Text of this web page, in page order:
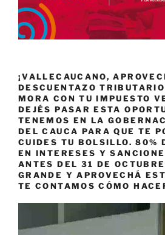
¡VALLECAUCANO,
DESCUENTAZO
MORA CON TU IMPUESTO
DEJÉS PASAR ESTA
TENEMOS EN LA
DEL CAUCA PARA QUE TE
CUIDES TU BOLSILLO. 80%
EN INTERESES Y
ANTES DEL 31 DE
GRANDE Y APROVECHÁ
TE CONTAMOS CÓMO